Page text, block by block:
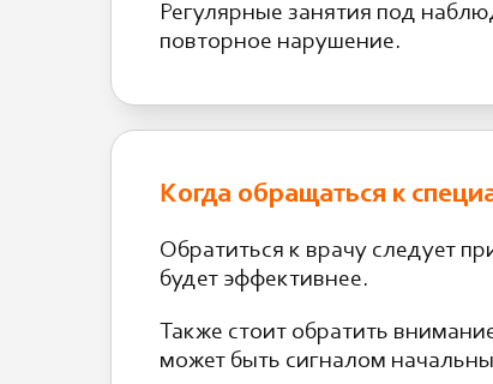
Регулярные занятия под
повторное нарушение.
Когда обращаться к
Обратиться к врачу следует
будет эффективнее.
Также стоит обратить
может быть сигналом